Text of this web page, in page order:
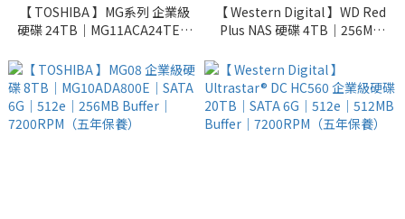
【 TOSHIBA 】MG系列 企業級
硬碟 24TB｜MG11ACA24TE｜
7200RPM（五年保養）
【 Western Digital 】WD Red
Plus NAS 硬碟 4TB｜256MB
養）